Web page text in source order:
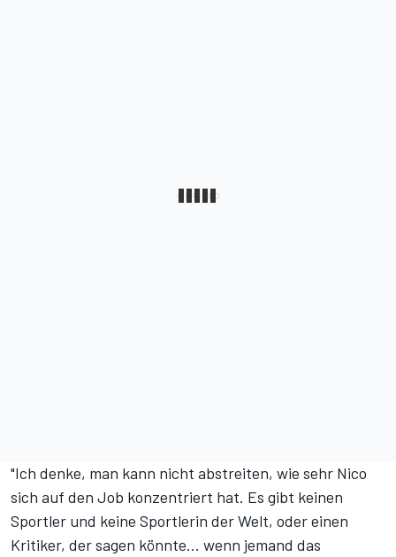
"Ich denke, man kann nicht abstreiten, wie sehr Nico
sich auf den Job konzentriert hat. Es gibt keinen
Sportler und keine Sportlerin der Welt, oder einen
Kritiker, der sagen könnte... wenn jemand das